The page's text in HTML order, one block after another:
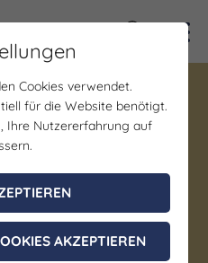
51° im
Zahn
(Unstrut)
vegetarische Küche |
| Mehrgang-Menü
Cookies verwendet.
für die Website benötigt.
Ihre Nutzererfahrung auf
AKZEPTIEREN